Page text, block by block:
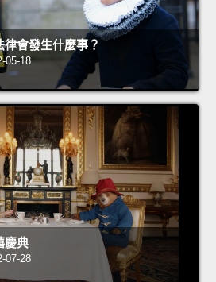
會發生什麼事？
05-18
慶典
07-28